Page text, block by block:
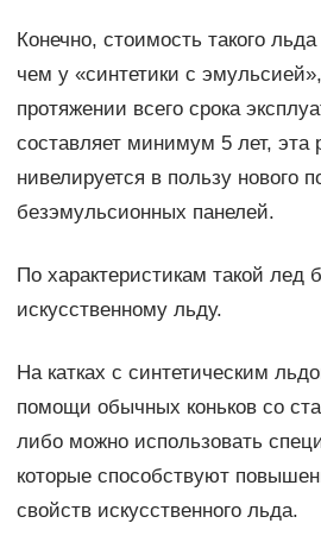
Конечно, стоимость такого
чем у «синтетики с
протяжении всего срока
составляет минимум 5 лет, эта
нивелируется в пользу нового
безэмульсионных панелей.
По характеристикам такой лед
искусственному льду.
На катках с синтетическим
помощи обычных коньков со
либо можно использовать
которые способствуют
свойств искусственного льда.